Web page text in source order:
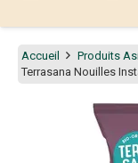
Accueil
Produits
Terrasana Nouilles